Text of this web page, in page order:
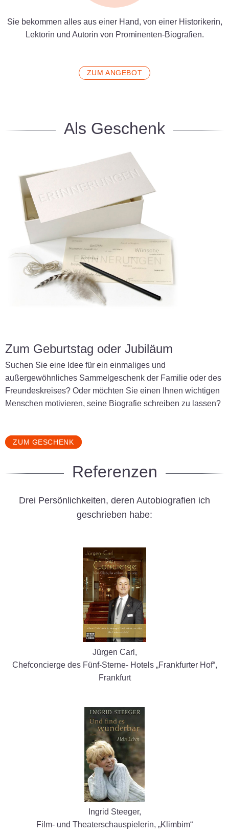
Sie bekommen alles aus einer Hand, von einer Historikerin,
Lektorin und Autorin von Prominenten-Biografien.
ZUM ANGEBOT
Als Geschenk
Zum Geburtstag oder Jubiläum
Suchen Sie eine Idee für ein einmaliges und
außergewöhnliches Sammelgeschenk der Familie oder des
Freundeskreises? Oder möchten Sie einen Ihnen wichtigen
Menschen motivieren, seine Biografie schreiben zu lassen?
ZUM GESCHENK
Referenzen
Drei Persönlichkeiten, deren Autobiografien ich
geschrieben habe:
Jürgen Carl,
Chefconcierge des Fünf-Sterne- Hotels „Frankfurter Hof“,
Frankfurt
Ingrid Steeger,
Film- und Theaterschauspielerin, „Klimbim“